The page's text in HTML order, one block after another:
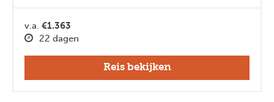
v.a. €1.363
22 dagen
Reis bekijken